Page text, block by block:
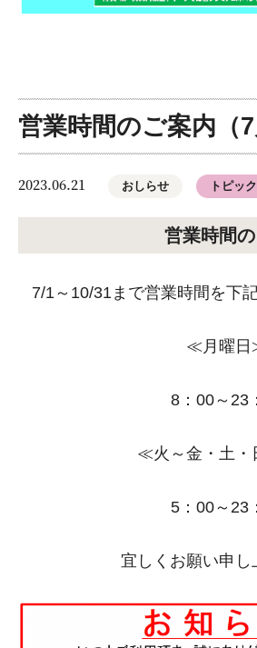
営業時間のご案内（7
2023.06.21 おしらせ トピッ
営業時間
7/1～10/31まで営業時間を下
≪月曜
8：00～23
≪火～金・土
5：00～23
宜しくお願い申し